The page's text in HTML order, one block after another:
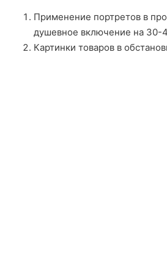
Применение портретов в
душевное включение на 30-
Картинки товаров в